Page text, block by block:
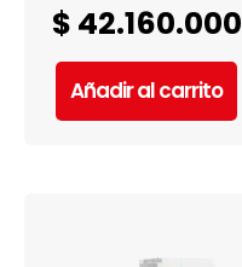
$ 42.160.000
Añadir al carrito